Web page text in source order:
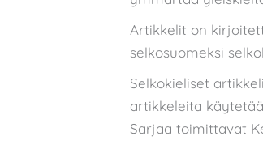
Artikkelit on
selkosuomeksi
Selkokieliset
artikkeleita
Sarjaa toimittavat